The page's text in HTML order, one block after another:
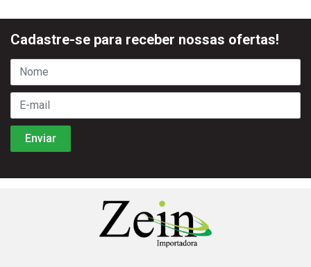
Cadastre-se para receber nossas ofertas!